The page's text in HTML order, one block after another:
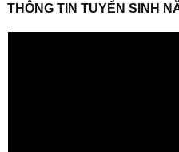
THÔNG TIN TUYỂN SINH